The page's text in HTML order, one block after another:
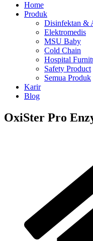
Home
Produk
Disinfektan &
Elektromedis
MSU Baby
Cold Chain
Hospital
Safety Product
Semua Produk
Karir
Blog
OxiSter Pro